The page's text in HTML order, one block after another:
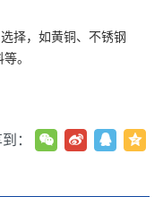
择，如黄铜、不锈钢
。
：